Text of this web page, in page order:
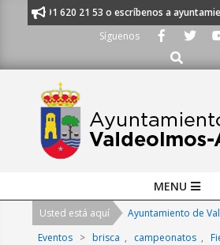
al 91 620 21 53 o escríbenos a
Síguenos
Buscar
Navigation
MENU
Usted está aquí Ayuntamiento de
Eventos
> brisca , campeonatos ,